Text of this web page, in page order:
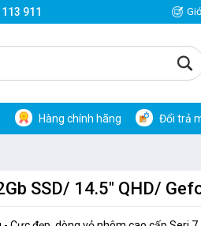
911
Đổi trả
Hàng chính hãng
SSD/ 14.5" QHD/